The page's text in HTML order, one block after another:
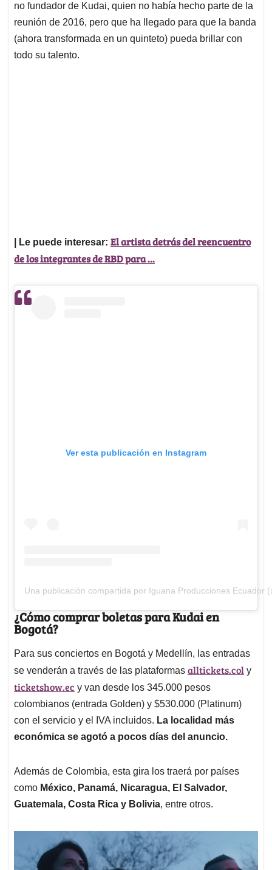
no fundador de Kudai, quien no había hecho parte de la
reunión de 2016, pero que ha llegado para que la banda
(ahora transformada en un quinteto) pueda brillar con
todo su talento.
| Le puede interesar: El artista detrás del reencuentro
de los integrantes de RBD para ...
Ver esta publicación en Instagram
Una publicación compartida por Iguana Producciones Ecuador
¿Cómo comprar boletas para Kudai en
Bogotá?
Para sus conciertos en Bogotá y Medellín, las entradas
se venderán a través de las plataformas alltickets.col y
ticketshow.ec y van desde los 345.000 pesos
colombianos (entrada Golden) y $530.000 (Platinum)
con el servicio y el IVA incluidos. La localidad más
económica se agotó a pocos días del anuncio.
Además de Colombia, esta gira los traerá por países
como México, Panamá, Nicaragua, El Salvador,
Guatemala, Costa Rica y Bolivia, entre otros.